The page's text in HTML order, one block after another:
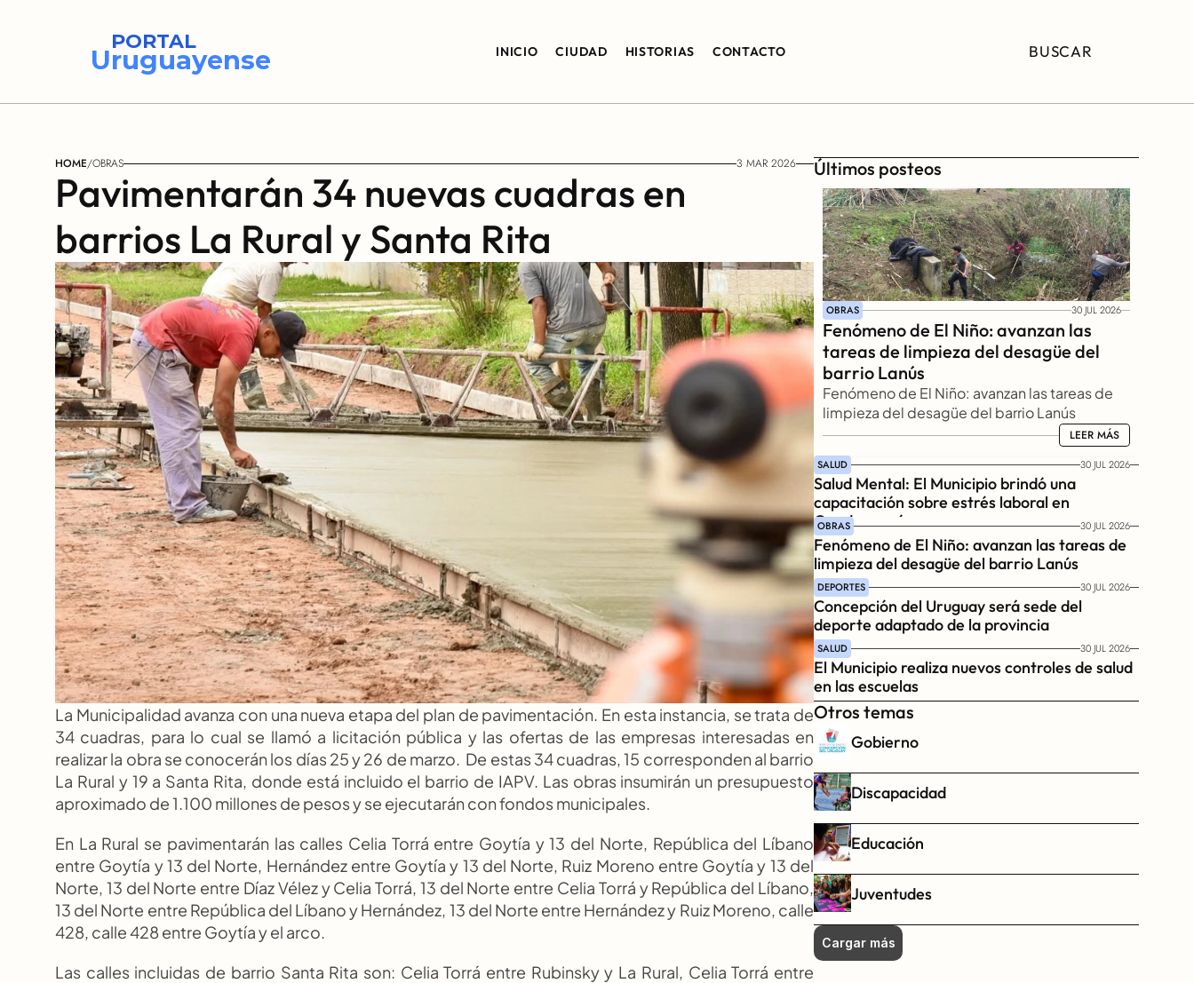
PORTAL
Uruguayense INICIO CIUDAD HISTORIAS CONTACTO BUSCAR
HOME/OBRAS 3 MAR 2026
Pavimentarán 34 nuevas cuadras en
barrios La Rural y Santa Rita
La Municipalidad avanza con una nueva etapa del plan de pavimentación. En esta instancia, se trata de
34 cuadras, para lo cual se llamó a licitación pública y las ofertas de las empresas interesadas en
realizar la obra se conocerán los días 25 y 26 de marzo.  De estas 34 cuadras, 15 corresponden al barrio
La Rural y 19 a Santa Rita, donde está incluido el barrio de IAPV. Las obras insumirán un presupuesto
aproximado de 1.100 millones de pesos y se ejecutarán con fondos municipales.
En La Rural se pavimentarán las calles Celia Torrá entre Goytía y 13 del Norte, República del Líbano
entre Goytía y 13 del Norte, Hernández entre Goytía y 13 del Norte, Ruiz Moreno entre Goytía y 13 del
Norte, 13 del Norte entre Díaz Vélez y Celia Torrá, 13 del Norte entre Celia Torrá y República del Líbano,
13 del Norte entre República del Líbano y Hernández, 13 del Norte entre Hernández y Ruiz Moreno, calle
428, calle 428 entre Goytía y el arco.
Las calles incluidas de barrio Santa Rita son: Celia Torrá entre Rubinsky y La Rural, Celia Torrá entre
Últimos posteos
OBRAS 30 JUL 2026
Fenómeno de El Niño: avanzan las
tareas de limpieza del desagüe del
barrio Lanús
Fenómeno de El Niño: avanzan las tareas de
limpieza del desagüe del barrio Lanús
LEER MÁS
LEER MÁS
SALUD 30 JUL 2026
Salud Mental: El Municipio brindó una
capacitación sobre estrés laboral en
Gendarmería
OBRAS 30 JUL 2026
Fenómeno de El Niño: avanzan las tareas de
limpieza del desagüe del barrio Lanús
DEPORTES 30 JUL 2026
Concepción del Uruguay será sede del
deporte adaptado de la provincia
SALUD 30 JUL 2026
El Municipio realiza nuevos controles de salud
en las escuelas
Otros temas
Gobierno
Discapacidad
Educación
Juventudes
Cargar más